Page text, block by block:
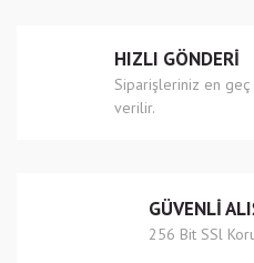
Bu ürüne benzer farklı
HIZLI GÖNDERİ
Siparişleriniz en
verilir.
GÜVENLİ
256 Bit SSl